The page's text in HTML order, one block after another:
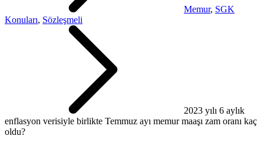
Memur, SGK
Konuları, Sözleşmeli
2023 yılı 6 aylık
enflasyon verisiyle birlikte Temmuz ayı memur maaşı zam oranı kaç
oldu?